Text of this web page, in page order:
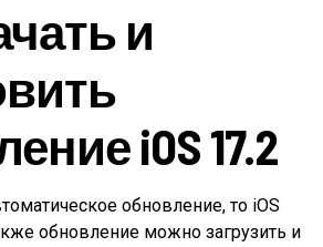
и
iOS 17.2
обновление, то iOS
обновление можно загрузить и